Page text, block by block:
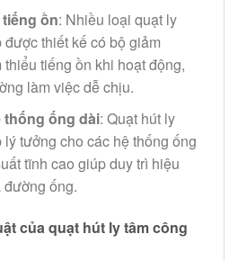
ồn: Nhiều loại quạt ly
thiết kế có bộ giảm
tiếng ồn khi hoạt động,
làm việc dễ chịu.
ống dài: Quạt hút ly
tưởng cho các hệ thống ống
tĩnh cao giúp duy trì hiệu
đường ống.
của quạt hút ly tâm công